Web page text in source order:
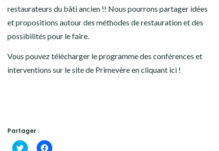
restaurateurs du bâti ancien !! Nous pourrons partager idées
et propositions autour des méthodes de restauration et des
possibilités pour le faire.
Vous pouvez télécharger le programme des conférences et
interventions sur le site de Primevère en cliquant ici !
Partager :
Cliquez Cliquez